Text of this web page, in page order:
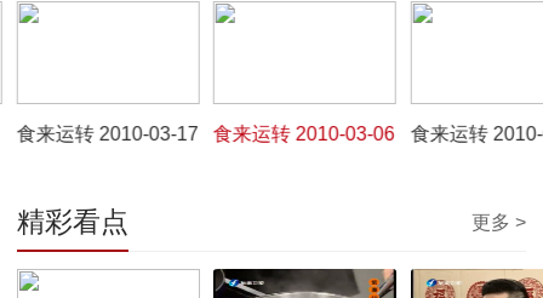
食来运转 2010-03-17 食来运转 2010-03-06 食来运转
精彩看点 更多 >